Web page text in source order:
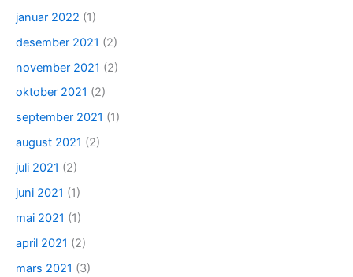
januar 2022 (1)
desember 2021 (2)
november 2021 (2)
oktober 2021 (2)
september 2021 (1)
august 2021 (2)
juli 2021 (2)
juni 2021 (1)
mai 2021 (1)
april 2021 (2)
mars 2021 (3)